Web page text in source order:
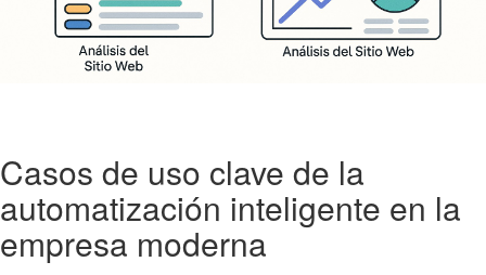
Casos de uso clave de la
automatización inteligente en la
empresa moderna